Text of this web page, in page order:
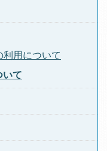
利用について
いて